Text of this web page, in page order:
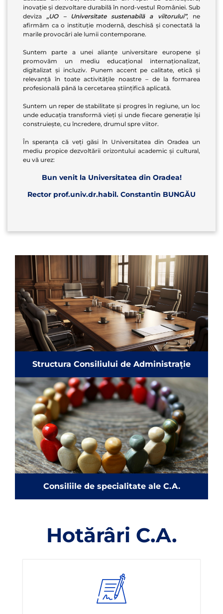
inovație și dezvoltare durabilă în nord-vestul României. Sub
deviza „UO – Universitate sustenabilă a viitorului”, ne
afirmăm ca o instituție modernă, deschisă și conectată la
marile provocări ale lumii contemporane.
Suntem parte a unei alianțe universitare europene și
promovăm un mediu educațional internaționalizat,
digitalizat și incluziv. Punem accent pe calitate, etică și
relevanță în toate activitățile noastre – de la formarea
profesională până la cercetarea științifică aplicată.
Suntem un reper de stabilitate și progres în regiune, un loc
unde educația transformă vieți și unde fiecare generație își
construiește, cu încredere, drumul spre viitor.
În speranţa că veţi găsi în Universitatea din Oradea un
mediu propice dezvoltării orizontului academic şi cultural,
eu vă urez:
Bun venit la Universitatea din Oradea!
Rector prof.univ.dr.habil. Constantin BUNGĂU
Structura Consiliului de Administrație
Consiliile de specialitate ale C.A.
Hotărâri C.A.